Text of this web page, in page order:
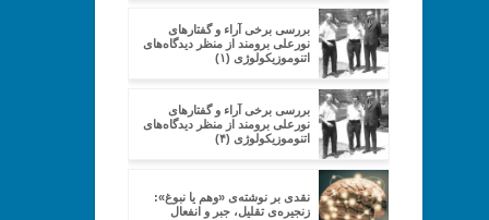
بررسی برخی آراء و گفتارهای
نورعلی برومند از منظر دیدگاه‌های
اتنوموزیکولوژی (۱)
بررسی برخی آراء و گفتارهای
نورعلی برومند از منظر دیدگاه‌های
اتنوموزیکولوژی (۴)
نقدی بر نوشته‌ی «وهم یا نبوغ»:
زنجیره‌ی تقلیل، جبر و انفعال